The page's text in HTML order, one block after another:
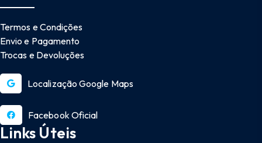
Termos e Condições
Envio e Pagamento
Trocas e Devoluções
Localização Google Maps
Facebook Oficial
Links Úteis